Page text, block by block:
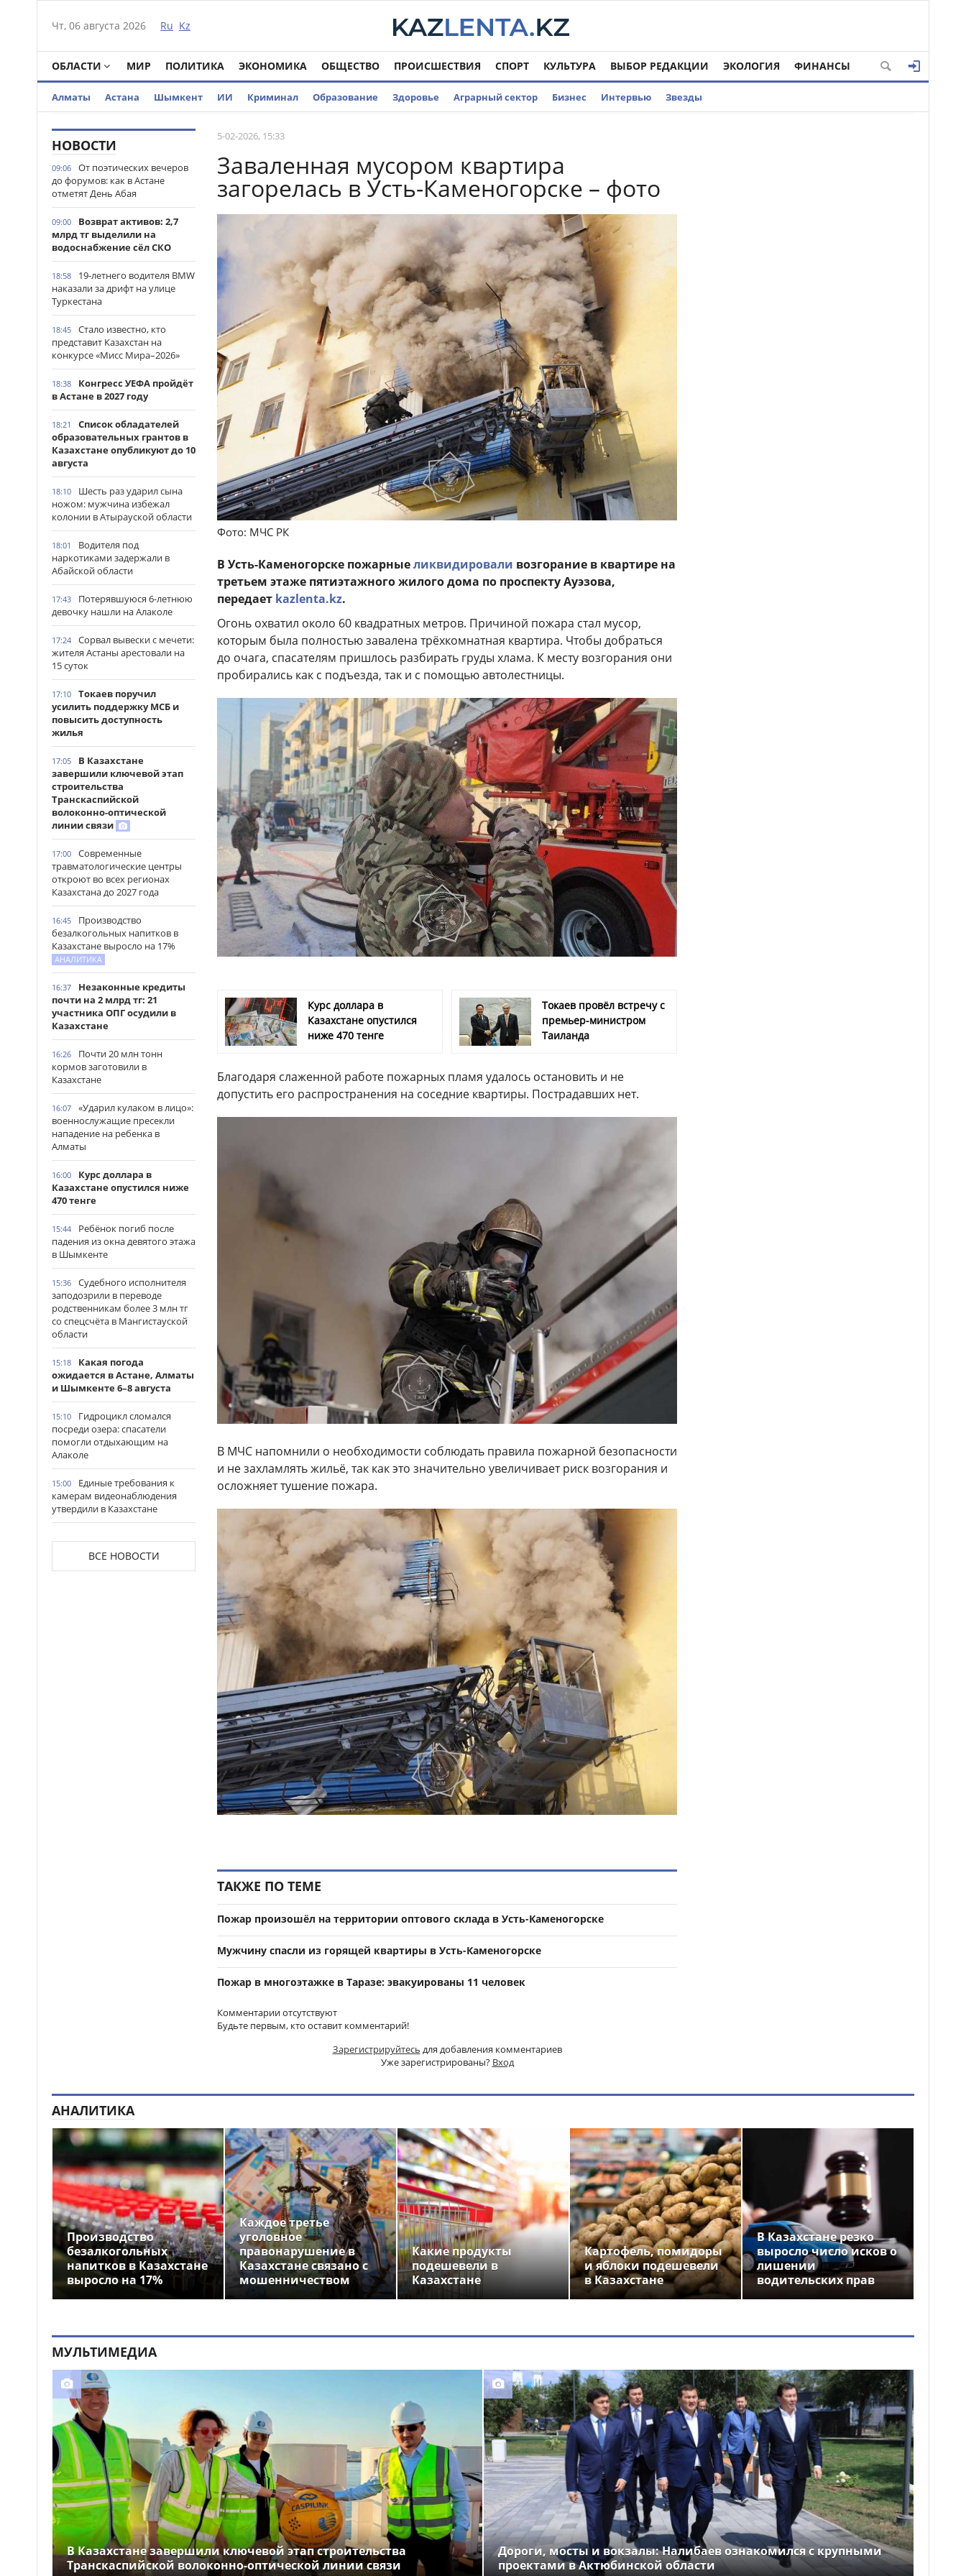
Чт, 06 августа 2026 Ru Kz
ОБЛАСТИ МИР ПОЛИТИКА ЭКОНОМИКА ОБЩЕСТВО ПРОИСШЕСТВИЯ СПОРТ КУЛЬТУРА ВЫБОР РЕДАКЦИИ ЭКОЛОГИЯ ФИНАНСЫ
Алматы Астана Шымкент ИИ Криминал Образование Здоровье Аграрный сектор Бизнес Интервью Звезды
НОВОСТИ
09:06
От поэтических вечеров
до форумов: как в Астане
отметят День Абая
09:00
Возврат активов: 2,7
млрд тг выделили на
водоснабжение сёл СКО
18:58
19-летнего водителя BMW
наказали за дрифт на улице
Туркестана
18:45
Стало известно, кто
представит Казахстан на
конкурсе «Мисс Мира–2026»
18:38
Конгресс УЕФА пройдёт
в Астане в 2027 году
18:21
Список обладателей
образовательных грантов в
Казахстане опубликуют до 10
августа
18:10
Шесть раз ударил сына
ножом: мужчина избежал
колонии в Атырауской области
18:01
Водителя под
наркотиками задержали в
Абайской области
17:43
Потерявшуюся 6-летнюю
девочку нашли на Алаколе
17:24
Сорвал вывески с мечети:
жителя Астаны арестовали на
15 суток
17:10
Токаев поручил
усилить поддержку МСБ и
повысить доступность
жилья
17:05
В Казахстане
завершили ключевой этап
строительства
Транскаспийской
волоконно-оптической
линии связи
17:00
Современные
травматологические центры
откроют во всех регионах
Казахстана до 2027 года
16:45
Производство
безалкогольных напитков в
Казахстане выросло на 17%
АНАЛИТИКА
16:37
Незаконные кредиты
почти на 2 млрд тг: 21
участника ОПГ осудили в
Казахстане
16:26
Почти 20 млн тонн
кормов заготовили в
Казахстане
16:07
«Ударил кулаком в лицо»:
военнослужащие пресекли
нападение на ребенка в
Алматы
16:00
Курс доллара в
Казахстане опустился ниже
470 тенге
15:44
Ребёнок погиб после
падения из окна девятого этажа
в Шымкенте
15:36
Судебного исполнителя
заподозрили в переводе
родственникам более 3 млн тг
со спецсчёта в Мангистауской
области
15:18
Какая погода
ожидается в Астане, Алматы
и Шымкенте 6–8 августа
15:10
Гидроцикл сломался
посреди озера: спасатели
помогли отдыхающим на
Алаколе
15:00
Единые требования к
камерам видеонаблюдения
утвердили в Казахстане
Налибаев ознакомился с
крупными проектами в
Актюбинской области
ВСЕ НОВОСТИ
5-02-2026, 15:33
Заваленная мусором квартира
загорелась в Усть-Каменогорске – фото
Фото: МЧС РК
В Усть-Каменогорске пожарныеликвидировали возгорание в квартире на
третьем этаже пятиэтажного жилого дома по проспекту Ауэзова,
передает kazlenta.kz.
Огонь охватил около 60 квадратных метров. Причиной пожара стал мусор,
которым была полностью завалена трёхкомнатная квартира. Чтобы добраться
до очага, спасателям пришлось разбирать груды хлама. К месту возгорания они
пробирались как с подъезда, так и с помощью автолестницы.
Курс доллара в
Казахстане опустился
ниже 470 тенге
Токаев провёл встречу с
премьер-министром
Таиланда
Благодаря слаженной работе пожарных пламя удалось остановить и не
допустить его распространения на соседние квартиры. Пострадавших нет.
В МЧС напомнили о необходимости соблюдать правила пожарной безопасности
и не захламлять жильё, так как это значительно увеличивает риск возгорания и
осложняет тушение пожара.
ТАКЖЕ ПО ТЕМЕ
Пожар произошёл на территории оптового склада в Усть-Каменогорске
Мужчину спасли из горящей квартиры в Усть-Каменогорске
Пожар в многоэтажке в Таразе: эвакуированы 11 человек
Комментарии отсутствуют
Будьте первым, кто оставит комментарий!
Зарегистрируйтесь для добавления комментариев
Уже зарегистрированы? Вход
АНАЛИТИКА
Производство
безалкогольных
напитков в Казахстане
выросло на 17%
Каждое третье
уголовное
правонарушение в
Казахстане связано с
мошенничеством
Какие продукты
подешевели в
Казахстане
Картофель, помидоры
и яблоки подешевели
в Казахстане
В Казахстане резко
выросло число исков о
лишении
водительских прав
МУЛЬТИМЕДИА
В Казахстане завершили ключевой этап строительства
Транскаспийской волоконно-оптической линии связи
Дороги, мосты и вокзалы: Налибаев ознакомился с крупными
проектами в Актюбинской области